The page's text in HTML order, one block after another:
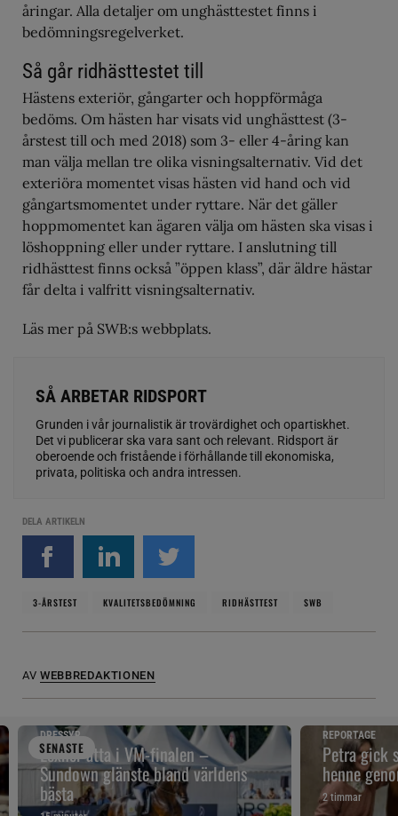
åringar. Alla detaljer om unghästtestet finns i
bedömningsregelverket.
Så går ridhästtestet till
Hästens exteriör, gångarter och hoppförmåga
bedöms. Om hästen har visats vid unghästtest (3-
årstest till och med 2018) som 3- eller 4-åring kan
man välja mellan tre olika visningsalternativ. Vid det
exteriöra momentet visas hästen vid hand och vid
gångartsmomentet under ryttare. När det gäller
hoppmomentet kan ägaren välja om hästen ska visas i
löshoppning eller under ryttare. I anslutning till
ridhästtest finns också ”öppen klass”, där äldre hästar
får delta i valfritt visningsalternativ.
Läs mer på SWB:s webbplats.
SÅ ARBETAR RIDSPORT
Grunden i vår journalistik är trovärdighet och opartiskhet.
Det vi publicerar ska vara sant och relevant. Ridsport är
oberoende och fristående i förhållande till ekonomiska,
privata, politiska och andra intressen.
DELA ARTIKELN
3-ÅRSTEST KVALITETSBEDÖMNING RIDHÄSTTEST SWB
AV WEBBREDAKTIONEN
SENASTE
DRESSYR
Lexner åtta i VM-finalen –
Sundown glänste bland världens
bästa
REPORTAGE
Petra gick
henne
2 timmar